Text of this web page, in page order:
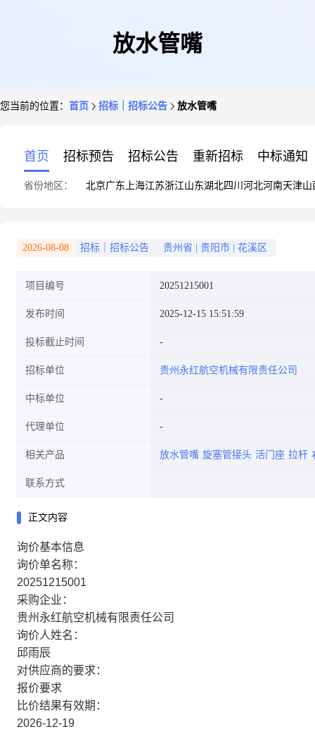
放水管嘴
您当前的位置： 首页 招标｜招标公告 放水管嘴
首页 招标预告 招标公告 重新招标 中标通知
省份地区： 北京广东 上海江苏浙江山东湖北四川 河北河南天津山
2026-08-08 招标｜招标公告 贵州省 贵阳市 花溪区
项目编号 20251215001
发布时间 2025-12-15 15:51:59
投标截止时间
招标单位 贵州永红航空机械有限责任公司
中标单位
代理单位
相关产品 放水管嘴 旋塞管接头 活门座 拉杆
联系方式
正文内容
询价基本信息
询价单名称：
20251215001
采购企业：
贵州永红航空机械有限责任公司
询价人姓名：
邱雨辰
对供应商的要求：
报价要求
比价结果有效期：
2026-12-19